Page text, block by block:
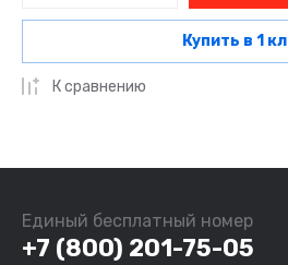
Купить в 1
К сравнению
Единый бесплатный номер
+7 (800) 201-75-05